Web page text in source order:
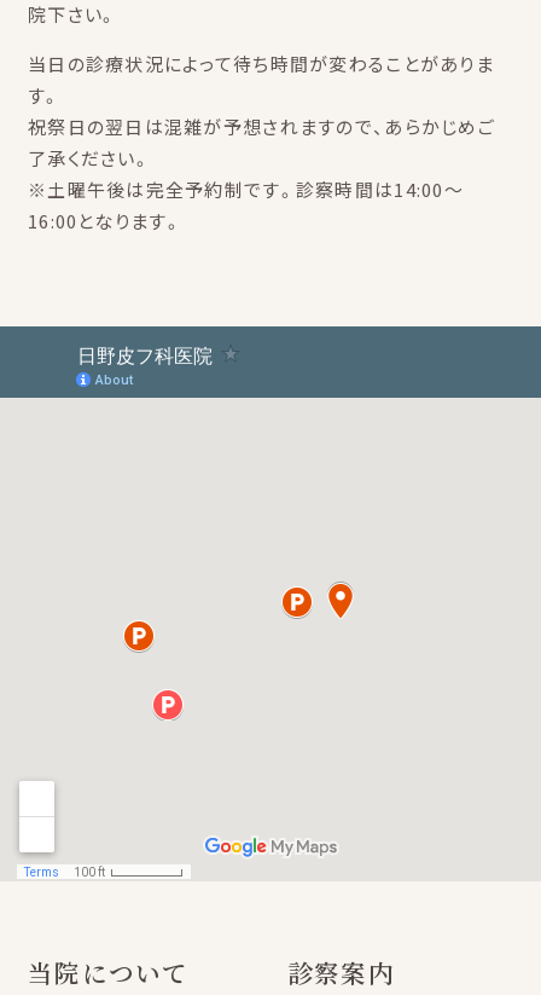
院下さい。
当日の診療状況によって待ち時間が変わることがありま
す。
祝祭日の翌日は混雑が予想されますので、あらかじめご
了承ください。
※土曜午後は完全予約制です。診察時間は14:00～
16:00となります。
当院について 診察案内